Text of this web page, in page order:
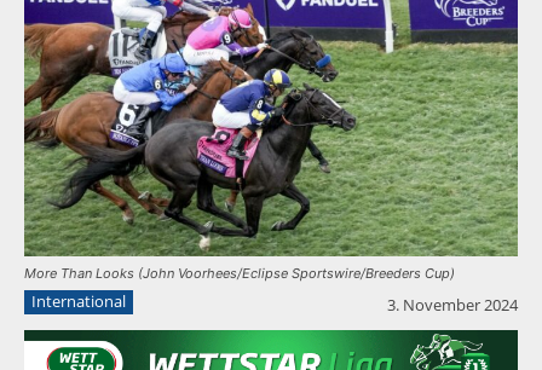
More Than Looks (John Voorhees/Eclipse Sportswire/Breeders Cup)
International 3. November 2024